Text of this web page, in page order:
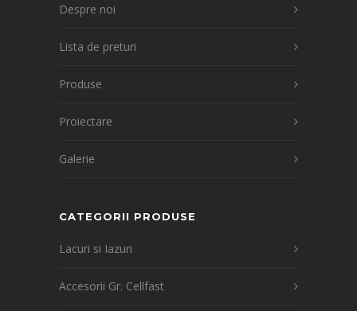
Despre noi
Lista de preturi
Produse
Proiectare
Galerie
CATEGORII PRODUSE
Lacuri si Iazuri
Accesorii Gr. Cellfast